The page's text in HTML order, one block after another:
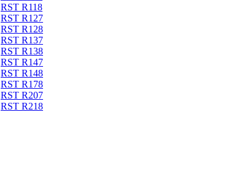
RST R118
RST R127
RST R128
RST R137
RST R138
RST R147
RST R148
RST R178
RST R207
RST R218